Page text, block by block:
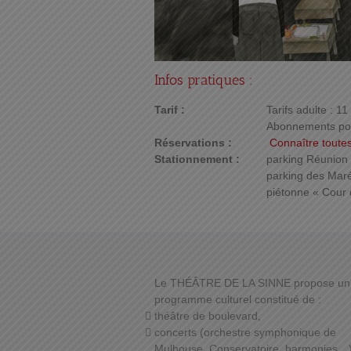
Infos pratiques :
Tarif :
Tarifs adulte :
Abonnements
Réservations :
Connaître
Stationnement :
parking Réunion
parking des
piétonne « Cour
Le THÉÂTRE DE LA SINNE propose un
programme culturel constitué de :
théâtre de boulevard,
concerts (orchestre symphonique de